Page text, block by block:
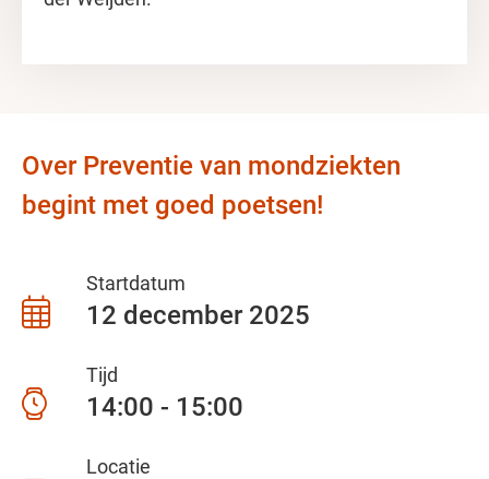
Over Preventie van mondziekten
begint met goed poetsen!
Startdatum
12 december 2025
Tijd
14:00 - 15:00
Locatie